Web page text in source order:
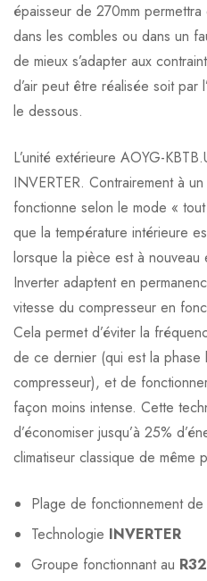
épaisseur de 270mm
dans les combles ou dans un
de mieux s’adapter aux
d’air peut être réalisée soit par
le dessous.
L’unité extérieure AOYG-
INVERTER. Contrairement à
fonctionne selon le mode «
que la température intérieure
lorsque la pièce est à
Inverter adaptent en
vitesse du compresseur en
Cela permet d’éviter la
de ce dernier (qui est la phase
compresseur), et de
façon moins intense. Cette
d’économiser jusqu’à 25%
climatiseur classique de même
Plage de fonctionnement de
Technologie INVERTER
Groupe fonctionnant au R32